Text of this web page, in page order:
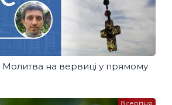
на вервиці у прямому